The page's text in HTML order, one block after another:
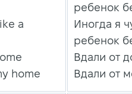
a
home
ребенок
Иногда я
ребенок
Вдали от
Вдали от